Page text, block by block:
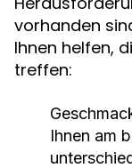
vorhanden
Ihnen helfen,
treffen:
Ihnen am